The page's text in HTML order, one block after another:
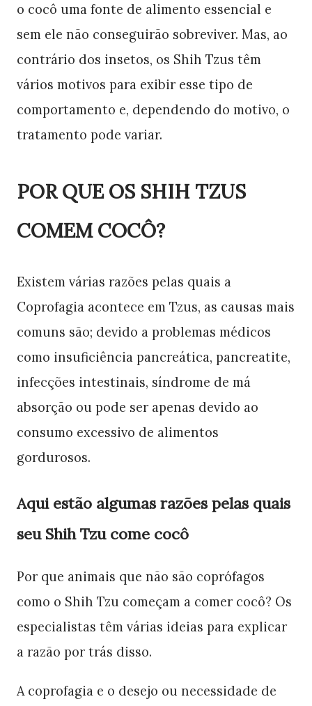
o cocô uma fonte de alimento essencial e
sem ele não conseguirão sobreviver. Mas, ao
contrário dos insetos, os Shih Tzus têm
vários motivos para exibir esse tipo de
comportamento e, dependendo do motivo, o
tratamento pode variar.
POR QUE OS SHIH TZUS
COMEM COCÔ?
Existem várias razões pelas quais a
Coprofagia acontece em Tzus, as causas mais
comuns são; devido a problemas médicos
como insuficiência pancreática, pancreatite,
infecções intestinais, síndrome de má
absorção ou pode ser apenas devido ao
consumo excessivo de alimentos
gordurosos.
Aqui estão algumas razões pelas quais
seu Shih Tzu come cocô
Por que animais que não são coprófagos
como o Shih Tzu começam a comer cocô? Os
especialistas têm várias ideias para explicar
a razão por trás disso.
A coprofagia e o desejo ou necessidade de